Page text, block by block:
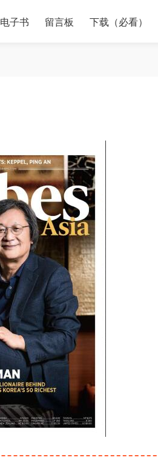
电子书 留言板 下载（必看）